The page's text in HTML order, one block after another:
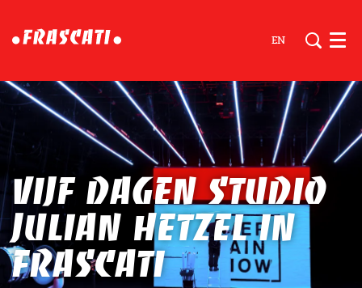
EN
Vijf dagen Studio
Julian Hetzel in
Frascati